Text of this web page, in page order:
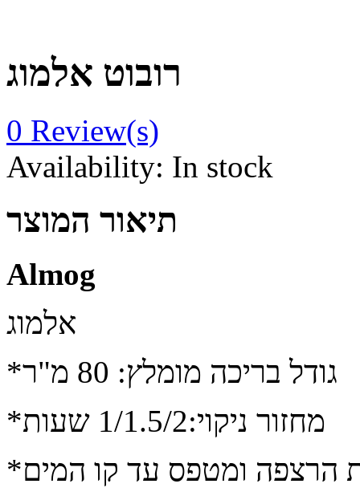
רובוט אלמוג
0 Review(s)
Availability: In stock
תיאור המוצר
Almog
אלמוג
*גודל בריכה מומלץ: 80 מ"ר
*מחזור ניקוי:1/1.5/2 שעות
הרצפה ומטפס עד קו המים